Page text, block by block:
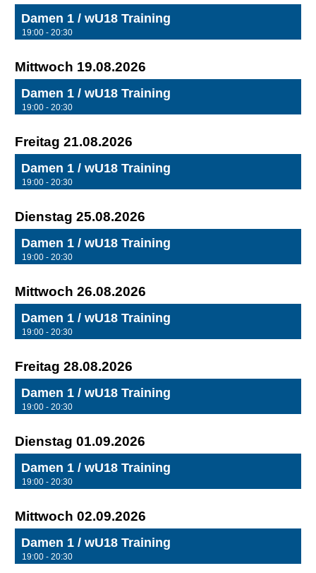
Damen 1 / wU18 Training
19:00 - 20:30
Mittwoch 19.08.2026
Damen 1 / wU18 Training
19:00 - 20:30
Freitag 21.08.2026
Damen 1 / wU18 Training
19:00 - 20:30
Dienstag 25.08.2026
Damen 1 / wU18 Training
19:00 - 20:30
Mittwoch 26.08.2026
Damen 1 / wU18 Training
19:00 - 20:30
Freitag 28.08.2026
Damen 1 / wU18 Training
19:00 - 20:30
Dienstag 01.09.2026
Damen 1 / wU18 Training
19:00 - 20:30
Mittwoch 02.09.2026
Damen 1 / wU18 Training
19:00 - 20:30